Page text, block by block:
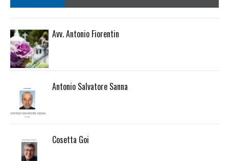
Avv. Antonio Fiorentin
Antonio Salvatore Sanna
Cosetta Goi